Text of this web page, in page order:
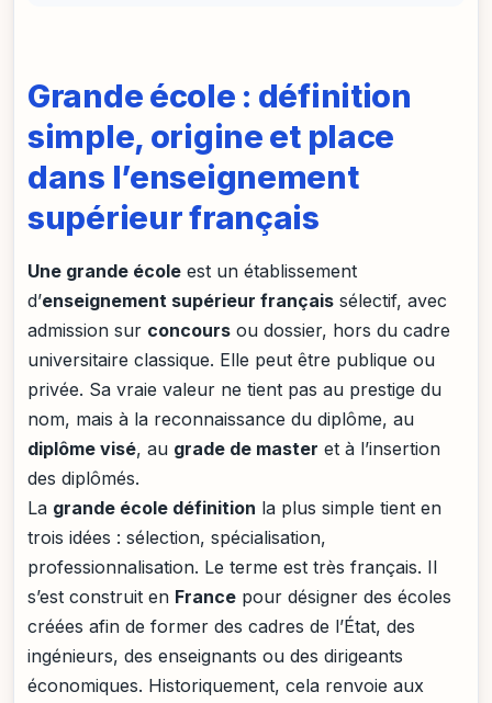
Grande école : définition
simple, origine et place
dans l’enseignement
supérieur français
Une grande école est un établissement
d’enseignement supérieur français sélectif, avec
admission sur concours ou dossier, hors du cadre
universitaire classique. Elle peut être publique ou
privée. Sa vraie valeur ne tient pas au prestige du
nom, mais à la reconnaissance du diplôme, au
diplôme visé, au grade de master et à l’insertion
des diplômés.
La grande école définition la plus simple tient en
trois idées : sélection, spécialisation,
professionnalisation. Le terme est très français. Il
s’est construit en France pour désigner des écoles
créées afin de former des cadres de l’État, des
ingénieurs, des enseignants ou des dirigeants
économiques. Historiquement, cela renvoie aux